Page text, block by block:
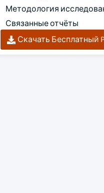
Методология
Связанные отчёты
Скачать Бесплатный